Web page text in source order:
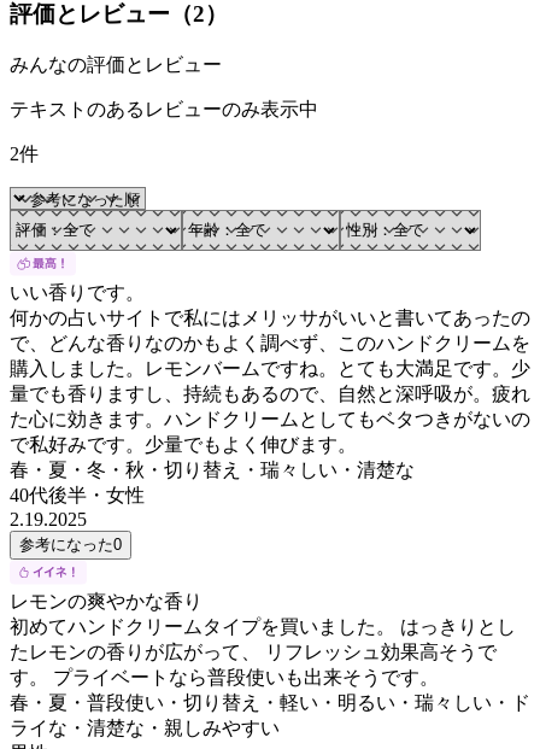
評価とレビュー（2）
みんなの評価とレビュー
テキストのあるレビューのみ表示中
2件
いい香りです。
何かの占いサイトで私にはメリッサがいいと書いてあったの
で、どんな香りなのかもよく調べず、このハンドクリームを
購入しました。レモンバームですね。とても大満足です。少
量でも香りますし、持続もあるので、自然と深呼吸が。疲れ
た心に効きます。ハンドクリームとしてもベタつきがないの
で私好みです。少量でもよく伸びます。
春・夏・冬・秋・切り替え・瑞々しい・清楚な
40代後半 ・ 女性
2.19.2025
参考になった0
レモンの爽やかな香り
初めてハンドクリームタイプを買いました。 はっきりとし
たレモンの香りが広がって、 リフレッシュ効果高そうで
す。 プライベートなら普段使いも出来そうです。
春・夏・普段使い・切り替え・軽い・明るい・瑞々しい・ド
ライな・清楚な・親しみやすい